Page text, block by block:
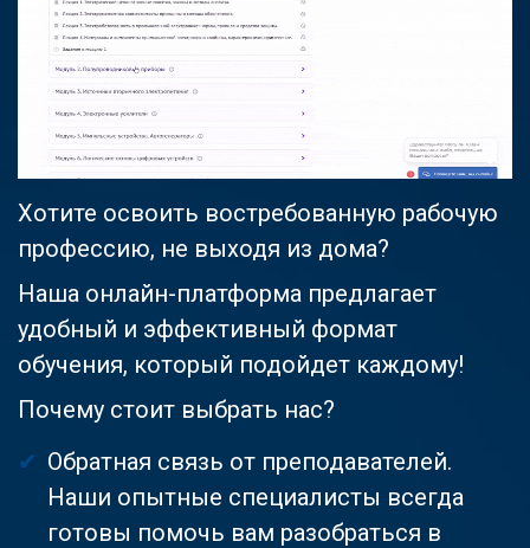
Хотите освоить востребованную рабочую
профессию, не выходя из дома?
Наша онлайн-платформа предлагает
удобный и эффективный формат
обучения, который подойдет каждому!
Почему стоит выбрать нас?
Обратная связь от преподавателей.
Наши опытные специалисты всегда
готовы помочь вам разобраться в